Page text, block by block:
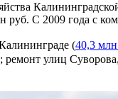
С 2009 года с
(40,3
ремонт улиц